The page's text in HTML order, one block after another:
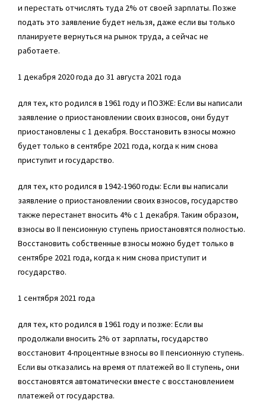
и перестать отчислять туда 2% от своей зарплаты. Позже
подать это заявление будет нельзя, даже если вы только
планируете вернуться на рынок труда, а сейчас не
работаете.
1 декабря 2020 года до 31 августа 2021 года
для тех, кто родился в 1961 году и ПОЗЖЕ: Если вы написали
заявление о приостановлении своих взносов, они будут
приостановлены с 1 декабря. Восстановить взносы можно
будет только в сентябре 2021 года, когда к ним снова
приступит и государство.
для тех, кто родился в 1942-1960 годы: Если вы написали
заявление о приостановлении своих взносов, государство
также перестанет вносить 4% с 1 декабря. Таким образом,
взносы во II пенсионную ступень приостановятся полностью.
Восстановить собственные взносы можно будет только в
сентябре 2021 года, когда к ним снова приступит и
государство.
1 сентября 2021 года
для тех, кто родился в 1961 году и позже: Если вы
продолжали вносить 2% от зарплаты, государство
восстановит 4-процентные взносы во II пенсионную ступень.
Если вы отказались на время от платежей во II ступень, они
восстановятся автоматически вместе с восстановлением
платежей от государства.